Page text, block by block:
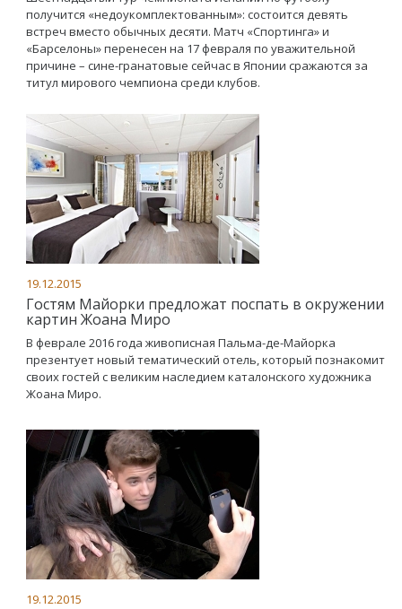
получится «недоукомплектованным»: состоится девять
встреч вместо обычных десяти. Матч «Спортинга» и
«Барселоны» перенесен на 17 февраля по уважительной
причине – сине-гранатовые сейчас в Японии сражаются за
титул мирового чемпиона среди клубов.
19.12.2015
Гостям Майорки предложат поспать в окружении
картин Жоана Миро
В феврале 2016 года живописная Пальма-де-Майорка
презентует новый тематический отель, который познакомит
своих гостей с великим наследием каталонского художника
Жоана Миро.
19.12.2015